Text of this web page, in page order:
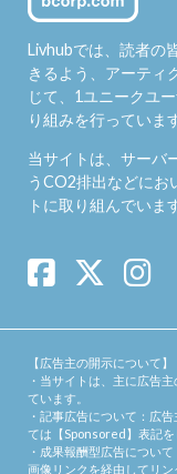
Livhubでは、読者の
きるよう、アーティ
じて、1ユニークユ
り組みを行っていま
当サイトは、サーバ
うCO2排出などにお
トに取り組んでいま
【広告主の開示について】
・当サイトは、主に広告
ています。
・記事広告について：広
ては【Sponsored】表記を
・成果報酬型広告につい
画像リンクを経由してリ